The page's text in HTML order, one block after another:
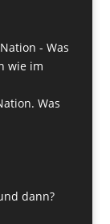
- Was
wie im
Was
dann?